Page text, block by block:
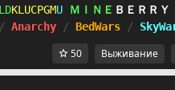
YSWVZZ^S ＭＩＮＥ ＢＥＲＲＹ
/ Anarchy / BedWars /
50 Выживание